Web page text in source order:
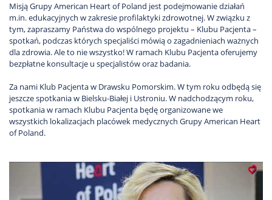
Misją Grupy American Heart of Poland jest podejmowanie działań
m.in. edukacyjnych w zakresie profilaktyki zdrowotnej. W związku z
tym, zapraszamy Państwa do wspólnego projektu – Klubu Pacjenta –
spotkań, podczas których specjaliści mówią o zagadnieniach ważnych
dla zdrowia. Ale to nie wszystko! W ramach Klubu Pacjenta oferujemy
bezpłatne konsultacje u specjalistów oraz badania.
Za nami Klub Pacjenta w Drawsku Pomorskim. W tym roku odbędą się
jeszcze spotkania w Bielsku-Białej i Ustroniu. W nadchodzącym roku,
spotkania w ramach Klubu Pacjenta będę organizowane we
wszystkich lokalizacjach placówek medycznych Grupy American Heart
of Poland.